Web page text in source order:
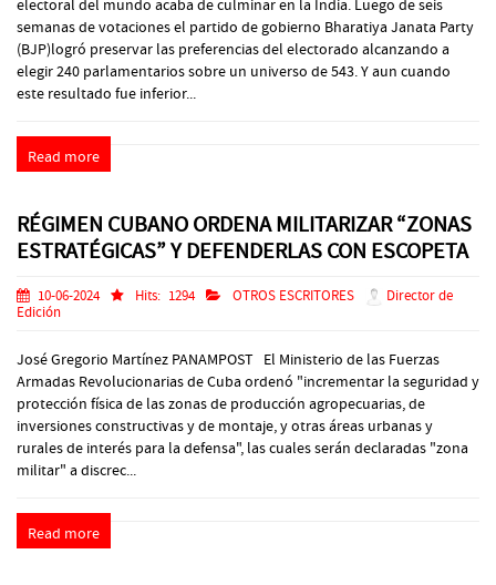
electoral del mundo acaba de culminar en la India. Luego de seis
semanas de votaciones el partido de gobierno Bharatiya Janata Party
(BJP)logró preservar las preferencias del electorado alcanzando a
elegir 240 parlamentarios sobre un universo de 543. Y aun cuando
este resultado fue inferior...
Read more
RÉGIMEN CUBANO ORDENA MILITARIZAR “ZONAS
ESTRATÉGICAS” Y DEFENDERLAS CON ESCOPETA
10-06-2024 Hits: 1294 OTROS ESCRITORES
Director de
Edición
José Gregorio Martínez PANAMPOST El Ministerio de las Fuerzas
Armadas Revolucionarias de Cuba ordenó "incrementar la seguridad y
protección física de las zonas de producción agropecuarias, de
inversiones constructivas y de montaje, y otras áreas urbanas y
rurales de interés para la defensa", las cuales serán declaradas "zona
militar" a discrec...
Read more